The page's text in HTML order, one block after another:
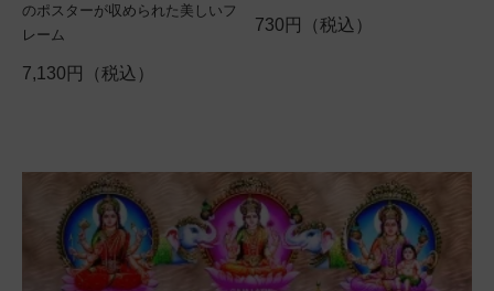
のポスターが収められた美しいフ
レーム
7,130円（税込）
730円（税込）